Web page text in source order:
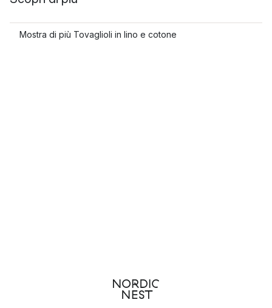
Mostra di più Tovaglioli in lino e cotone